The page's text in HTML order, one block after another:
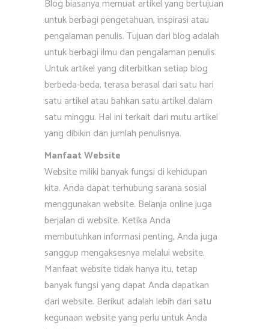
Blog biasanya memuat artikel yang bertujuan
untuk berbagi pengetahuan, inspirasi atau
pengalaman penulis. Tujuan dari blog adalah
untuk berbagi ilmu dan pengalaman penulis.
Untuk artikel yang diterbitkan setiap blog
berbeda-beda, terasa berasal dari satu hari
satu artikel atau bahkan satu artikel dalam
satu minggu. Hal ini terkait dari mutu artikel
yang dibikin dan jumlah penulisnya.
Manfaat Website
Website miliki banyak fungsi di kehidupan
kita. Anda dapat terhubung sarana sosial
menggunakan website. Belanja online juga
berjalan di website. Ketika Anda
membutuhkan informasi penting, Anda juga
sanggup mengaksesnya melalui website.
Manfaat website tidak hanya itu, tetap
banyak fungsi yang dapat Anda dapatkan
dari website. Berikut adalah lebih dari satu
kegunaan website yang perlu untuk Anda